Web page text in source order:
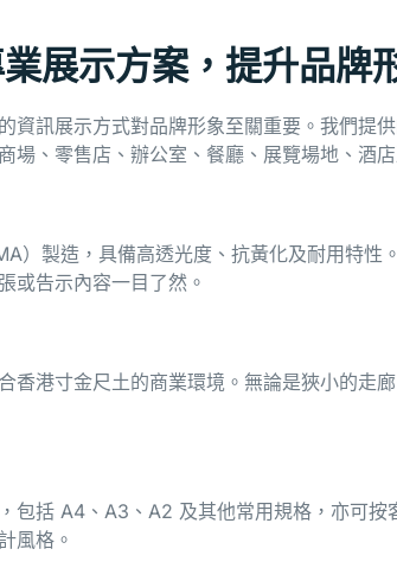
展示方案，提升品牌
資訊展示方式對品牌形象至關重要。我們提
場、零售店、辦公室、餐廳、展覽場地、酒
）製造，具備高透光度、抗黃化及耐用特性
或告示內容一目了然。
香港寸金尺土的商業環境。無論是狹小的走
包括 A4、A3、A2 及其他常用規格，亦可按
風格。